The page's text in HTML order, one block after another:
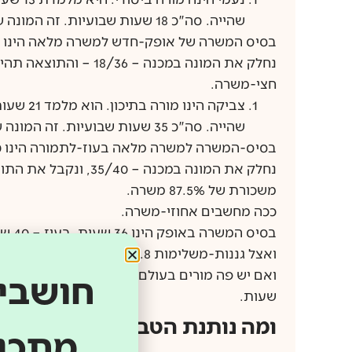
שהייה. סה"כ 18 שעות שבועיות. זה המונה שלה.
בסיס המשרה של אופק-חדש למשרה מלאה הינו 36 שעות שבועיות. זה המכנה.
חצי-משרה.
שהייה. סה"כ 35 שעות שבועיות. זה המונה שלו.
בסיס-המשרה למשרה מלאה בעוז-לתמורה הינו 40 שעות שבועיות. זה המכנה.
משכורת של 87.5% משרה.
ככה מחשבים אחוזי-משרה.
ואצל גננות-משלימות 33.8.
שעות.
ומה נותנת הטבת "שעות-